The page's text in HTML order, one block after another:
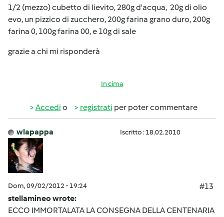
1/2 (mezzo) cubetto di lievito, 280g d'acqua, 20g di olio
evo, un pizzico di zucchero, 200g farina grano duro, 200g
farina 0, 100g farina 00, e 10g di sale
grazie a chi mi risponderà
In cima
Accedi o registrati per poter commentare
wlapappa Iscritto : 18.02.2010
Dom, 09/02/2012 - 19:24
#13
stellamineo wrote:
ECCO IMMORTALATA LA CONSEGNA DELLA CENTENARIA